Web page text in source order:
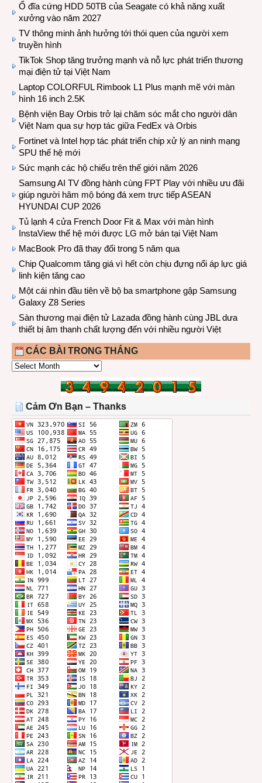
Ổ đĩa cứng HDD 50TB của Seagate có khả năng xuất
xưởng vào năm 2027
TV thông minh ảnh hưởng tới thói quen của người xem
truyền hình
TikTok Shop tăng trưởng mạnh và nỗ lực phát triển thương
mại điện tử tại Việt Nam
Laptop COLORFUL Rimbook L1 Plus mạnh mẽ với màn
hình 16 inch 2.5K
Bệnh viện Bay Orbis trở lại chăm sóc mắt cho người dân
Việt Nam qua sự hợp tác giữa FedEx và Orbis
Fortinet và Intel hợp tác phát triển chip xử lý an ninh mạng
SPU thế hệ mới
Sức mạnh các hộ chiếu trên thế giới năm 2026
Samsung AI TV đồng hành cùng FPT Play với nhiều ưu đãi
giúp người hâm mộ bóng đá xem trực tiếp ASEAN
HYUNDAI CUP 2026
Tủ lạnh 4 cửa French Door Fit & Max với màn hình
InstaView thế hệ mới được LG mở bán tại Việt Nam
MacBook Pro đã thay đổi trong 5 năm qua
Chip Qualcomm tăng giá vì hết còn chịu đựng nổi áp lực giá
linh kiện tăng cao
Một cái nhìn đầu tiên về bộ ba smartphone gập Samsung
Galaxy Z8 Series
Sàn thương mại điện tử Lazada đồng hành cùng JBL dưa
thiết bị âm thanh chất lượng đến với nhiều người Việt
CÁC BÀI TRONG THÁNG
CÁC
THÁNG
Cảm Ơn Bạn – Thanks